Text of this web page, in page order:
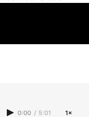
0:00 / 5:01 1×